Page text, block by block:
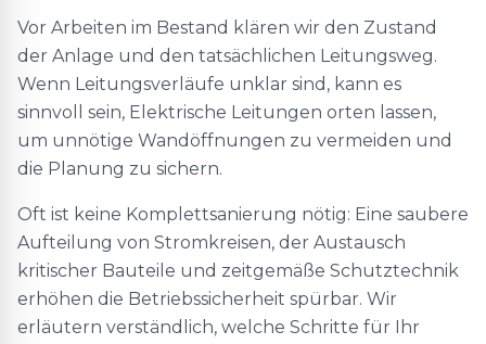
Vor Arbeiten im Bestand klären wir den Zustand
der Anlage und den tatsächlichen Leitungsweg.
Wenn Leitungsverläufe unklar sind, kann es
sinnvoll sein, Elektrische Leitungen orten lassen,
um unnötige Wandöffnungen zu vermeiden und
die Planung zu sichern.
Oft ist keine Komplettsanierung nötig: Eine saubere
Aufteilung von Stromkreisen, der Austausch
kritischer Bauteile und zeitgemäße Schutztechnik
erhöhen die Betriebssicherheit spürbar. Wir
erläutern verständlich, welche Schritte für Ihr